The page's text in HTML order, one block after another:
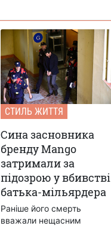
СТИЛЬ ЖИТТЯ
Сина засновника
бренду Mango
затримали за
підозрою у вбивстві
батька-мільярдера
Раніше його смерть
вважали нещасним